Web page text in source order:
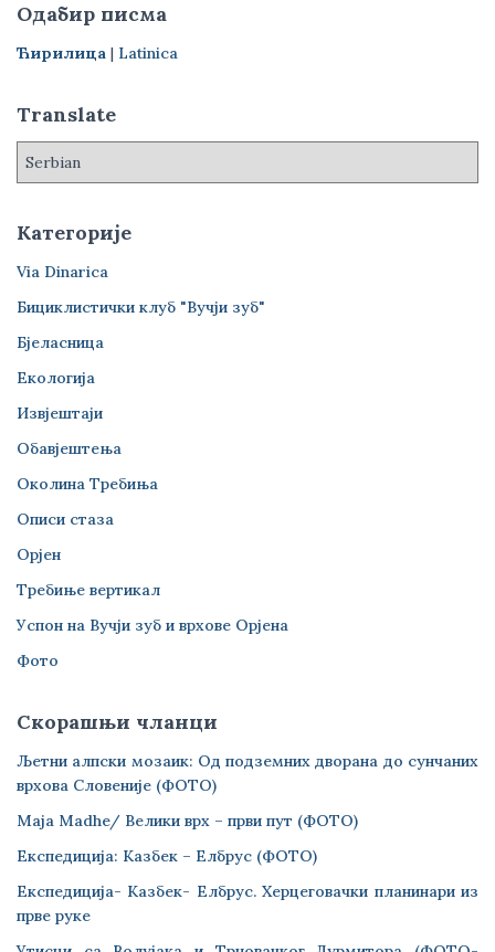
а
г
а
:
Одабир писма
Ћирилица | Latinica
Translate
Категорије
Via Dinarica
Бициклистички клуб "Вучји зуб"
Бјеласница
Екологија
Извјештаји
Обавјештења
Околина Требиња
Описи стаза
Орјен
Требиње вертикал
Успон на Вучји зуб и врхове Орјена
Фото
Скорашњи чланци
Љетни алпски мозаик: Од подземних дворана до сунчаних
врхова Словеније (ФОТО)
Maja Madhe/ Велики врх – први пут (ФОТО)
Експедиција: Казбек – Елбрус (ФОТО)
Експедиција- Казбек- Елбрус. Херцеговачки планинари из
прве руке